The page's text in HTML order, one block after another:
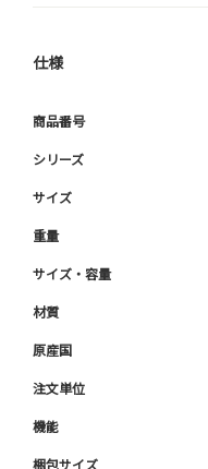
仕様
商品番号
シリーズ
サイズ
重量
サイズ・容量
材質
原産国
注文単位
機能
梱包サイズ